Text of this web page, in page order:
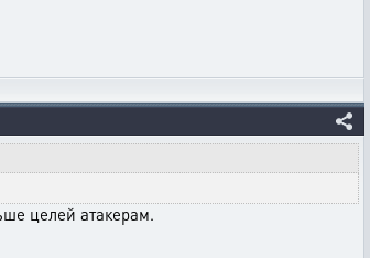
целей атакерам.